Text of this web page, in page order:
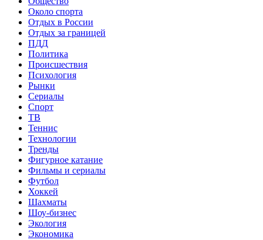
Около спорта
Отдых в России
Отдых за границей
ПДД
Политика
Происшествия
Психология
Рынки
Сериалы
Спорт
ТВ
Теннис
Технологии
Тренды
Фигурное катание
Фильмы и сериалы
Футбол
Хоккей
Шахматы
Шоу-бизнес
Экология
Экономика